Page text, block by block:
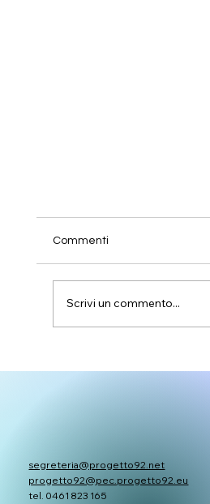
Commenti
Scrivi un commento...
segreteria@progetto92.net
progetto92@pec.progetto92.eu
tel. 0461 823 165